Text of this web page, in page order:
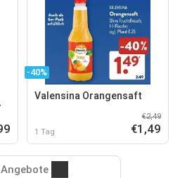
-40%
Valensina Orangensaft
1 Tag
€2,49
€1,49